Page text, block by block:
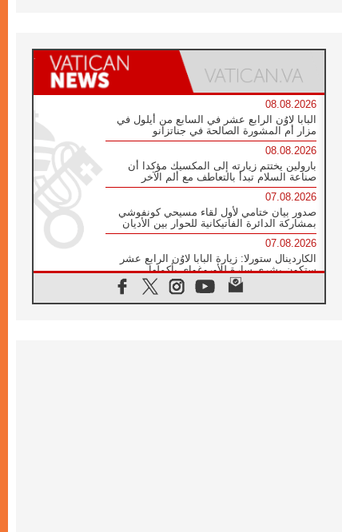
08.08.2026
البابا لاوُن الرابع عشر في السابع من أيلول في
مزار أم المشورة الصالحة في جناتزانو
08.08.2026
بارولين يختتم زيارته إلى المكسيك مؤكدا أن
صناعة السلام تبدأ بالتعاطف مع ألم الآخر
07.08.2026
صدور بيان ختامي لأول لقاء مسيحي كونفوشي
بمشاركة الدائرة الفاتيكانية للحوار بين الأديان
07.08.2026
الكاردينال ستورلا: زيارة البابا لاوُن الرابع عشر
ستكون بشرى سارة للأوروغواي بأكملها
الفاتيكان يعلن برنامج الزيارة الرسولية للبابا لاوُن